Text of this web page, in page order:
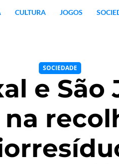
CULTURA JOGOS
SOCIEDADE
e São